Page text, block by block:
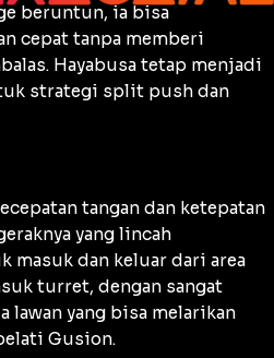
beruntun, ia bisa
cepat tanpa memberi
Hayabusa tetap menjadi
strategi split push dan
tangan dan ketepatan
yang lincah
masuk dan keluar dari area
turret, dengan sangat
lawan yang bisa melarikan
Gusion.